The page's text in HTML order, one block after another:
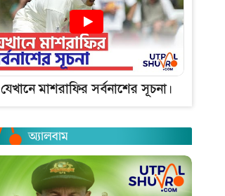
যেখানে মাশরাফির সর্বনাশের সূচনা।